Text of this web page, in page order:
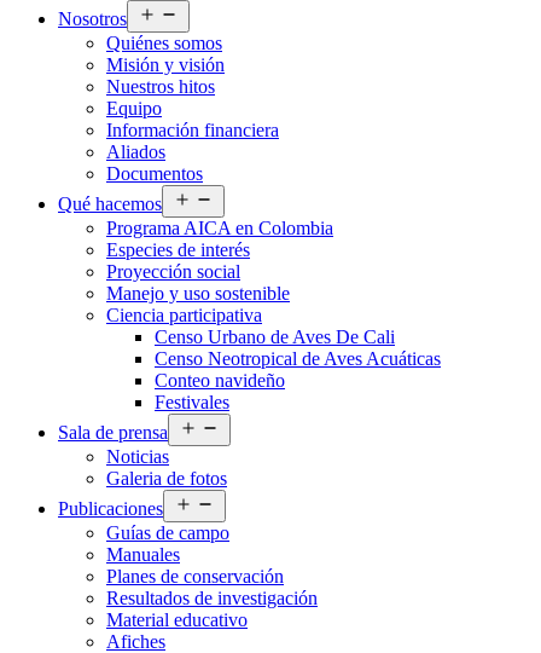
Nosotros
el
menú
Quiénes somos
Misión y visión
Nuestros hitos
Equipo
Información financiera
Aliados
Documentos
Qué hacemos
el
menú
Programa AICA en Colombia
Especies de interés
Proyección social
Manejo y uso sostenible
Ciencia participativa
Censo Urbano de Aves De Cali
Censo Neotropical de Aves Acuáticas
Conteo navideño
Festivales
Sala de prensa
el
Noticias
Galeria de fotos
Publicaciones
el
menú
Guías de campo
Manuales
Planes de conservación
Resultados de investigación
Material educativo
Afiches